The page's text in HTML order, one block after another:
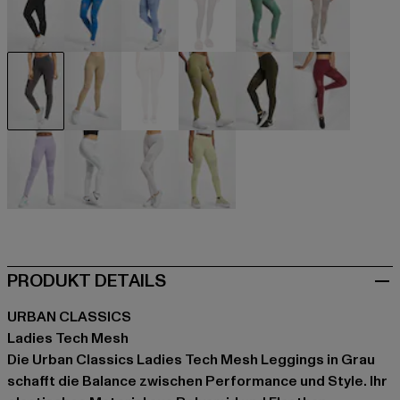
schwarz blau braun grün grau
grau grau grau khaki
PRODUKT DETAILS
URBAN CLASSICS
Ladies Tech Mesh
Die Urban Classics Ladies Tech Mesh Leggings in Grau
schafft die Balance zwischen Performance und Style. Ihr